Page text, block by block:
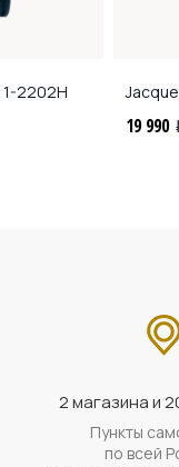
1-2202H
19 990
2 магазина и
Пункты
по всей